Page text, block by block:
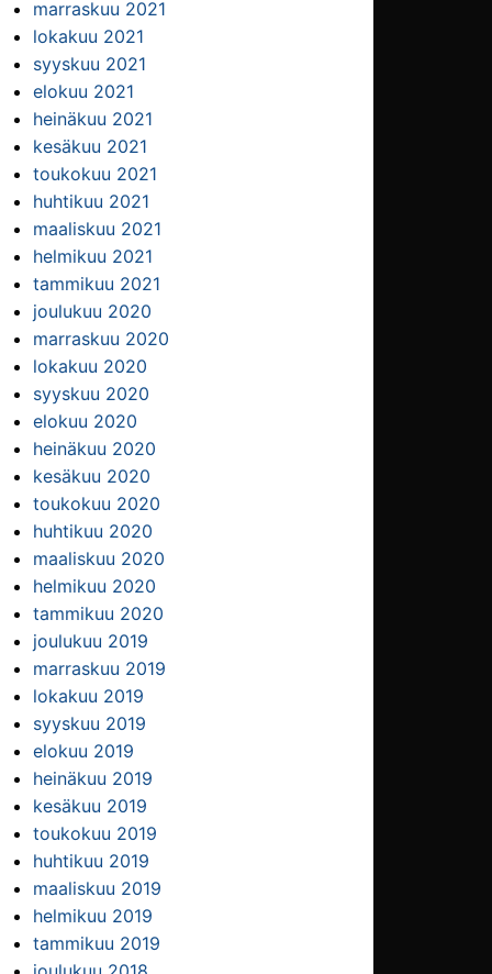
marraskuu 2021
lokakuu 2021
syyskuu 2021
elokuu 2021
heinäkuu 2021
kesäkuu 2021
toukokuu 2021
huhtikuu 2021
maaliskuu 2021
helmikuu 2021
tammikuu 2021
joulukuu 2020
marraskuu 2020
lokakuu 2020
syyskuu 2020
elokuu 2020
heinäkuu 2020
kesäkuu 2020
toukokuu 2020
huhtikuu 2020
maaliskuu 2020
helmikuu 2020
tammikuu 2020
joulukuu 2019
marraskuu 2019
lokakuu 2019
syyskuu 2019
elokuu 2019
heinäkuu 2019
kesäkuu 2019
toukokuu 2019
huhtikuu 2019
maaliskuu 2019
helmikuu 2019
tammikuu 2019